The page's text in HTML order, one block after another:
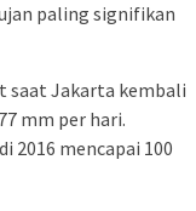
paling signifikan
saat Jakarta kembali
mm per hari.
2016 mencapai 100